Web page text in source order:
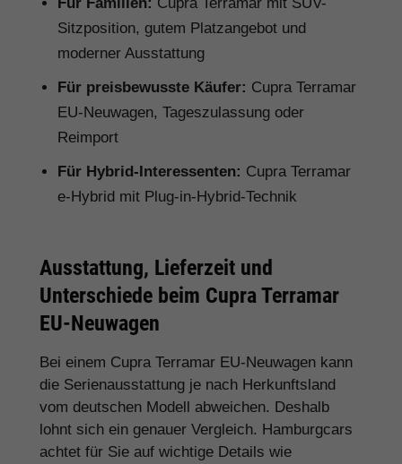
Sitzposition, gutem Platzangebot und
moderner Ausstattung
Für preisbewusste Käufer: Cupra Terramar
EU-Neuwagen, Tageszulassung oder
Reimport
Für Hybrid-Interessenten: Cupra Terramar
e-Hybrid mit Plug-in-Hybrid-Technik
Ausstattung, Lieferzeit und
Unterschiede beim Cupra Terramar
EU-Neuwagen
Bei einem Cupra Terramar EU-Neuwagen kann
die Serienausstattung je nach Herkunftsland
vom deutschen Modell abweichen. Deshalb
lohnt sich ein genauer Vergleich. Hamburgcars
achtet für Sie auf wichtige Details wie